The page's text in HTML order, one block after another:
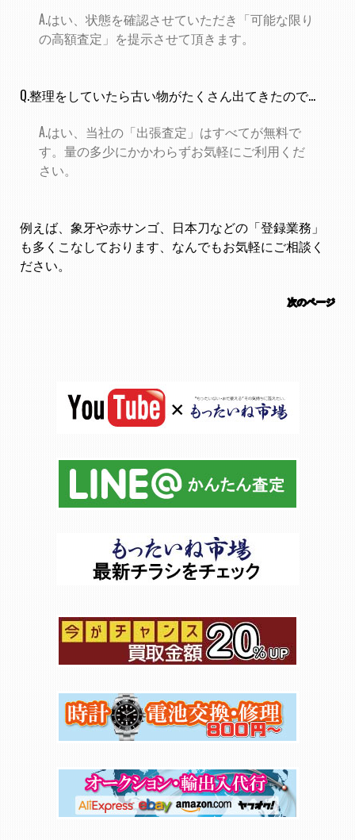
A.はい、状態を確認させていただき「可能な限り
の高額査定」を提示させて頂きます。
Q.整理をしていたら古い物がたくさん出てきたので...
A.はい、当社の「出張査定」はすべてが無料で
す。量の多少にかかわらずお気軽にご利用くだ
さい。
例えば、象牙や赤サンゴ、日本刀などの「登録業務」
も多くこなしております、なんでもお気軽にご相談く
ださい。
次のページ